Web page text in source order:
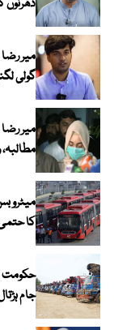
دھرنوں
میر
گولی
میر
کا
حکومت
جام